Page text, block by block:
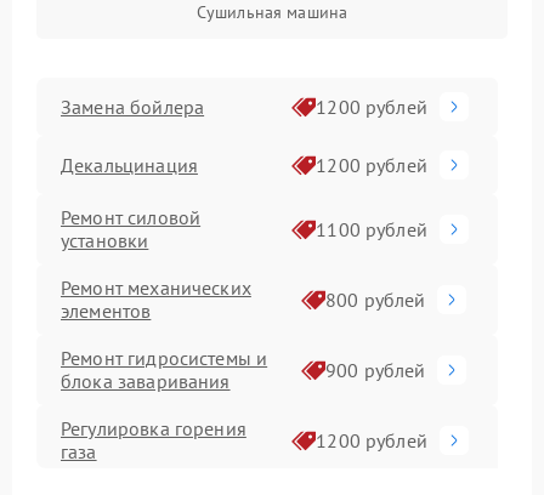
Сушильная машина
Замена бойлера 1200 рублей
Декальцинация 1200 рублей
Ремонт силовой
установки
1100 рублей
Ремонт механических
элементов
800 рублей
Ремонт гидросистемы и
блока заваривания
900 рублей
Регулировка горения
газа
1200 рублей